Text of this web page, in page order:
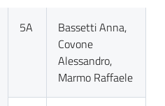
5A
Bassetti Anna,
Covone
Alessandro,
Marmo Raffaele